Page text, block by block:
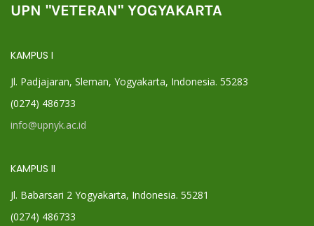
UPN "VETERAN" YOGYAKARTA
KAMPUS I
Jl. Padjajaran, Sleman, Yogyakarta, Indonesia. 55283
(0274) 486733
info@upnyk.ac.id
KAMPUS II
Jl. Babarsari 2 Yogyakarta, Indonesia. 55281
(0274) 486733